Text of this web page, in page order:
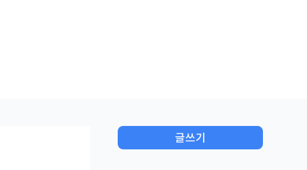
글쓰기